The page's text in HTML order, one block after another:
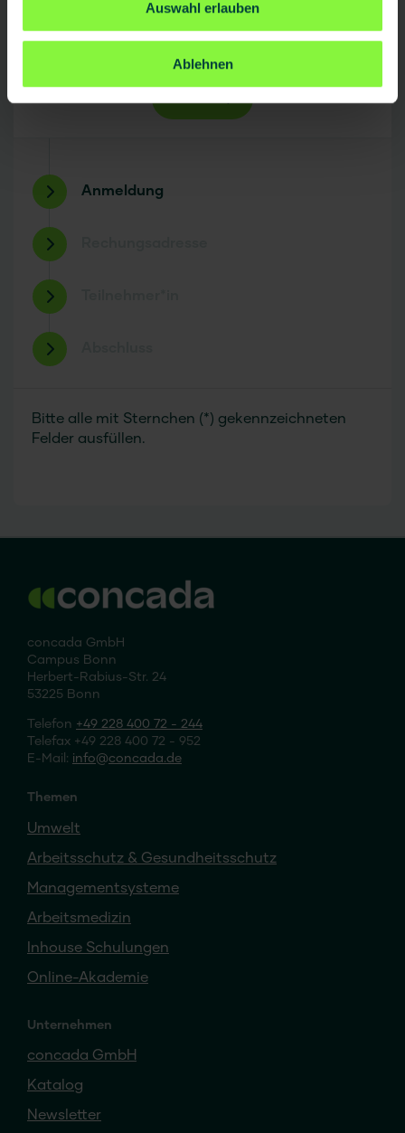
Auswahl erlauben
Ablehnen
weiter
Anmeldung
Bitte alle mit Sternchen (*) gekennzeichneten
Felder ausfüllen.
concada GmbH
Campus Bonn
Herbert-Rabius-Str. 24
53225 Bonn
Telefon +49 228 400 72 - 244
Telefax +49 228 400 72 - 952
E-Mail: info concada.de
Themen
Umwelt
Arbeitsschutz & Gesundheitsschutz
Managementsysteme
Arbeitsmedizin
Inhouse Schulungen
Online-Akademie
Unternehmen
concada GmbH
Katalog
Newsletter